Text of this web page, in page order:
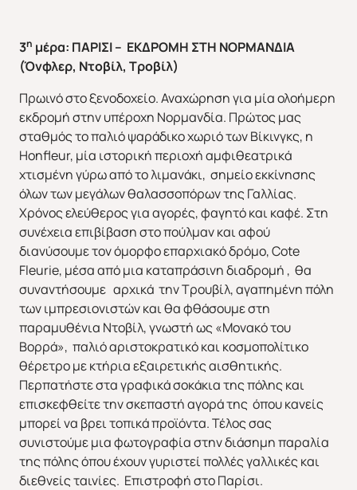
3η μέρα: ΠΑΡΙΣΙ – ΕΚΔΡΟΜΗ ΣΤΗ ΝΟΡΜΑΝΔΙΑ
(Όνφλερ, Ντοβίλ, Tροβίλ)
Πρωινό στο ξενοδοχείο. Αναχώρηση για μία ολοήμερη
εκδρομή στην υπέροχη Νορμανδία. Πρώτος μας
σταθμός το παλιό ψαράδικο χωριό των Βίκινγκς, η
Honfleur, μία ιστορική περιοχή αμφιθεατρικά
χτισμένη γύρω από το λιμανάκι, σημείο εκκίνησης
όλων των μεγάλων θαλασσοπόρων της Γαλλίας.
Χρόνος ελεύθερος για αγορές, φαγητό και καφέ. Στη
συνέχεια επιβίβαση στο πούλμαν και αφού
διανύσουμε τον όμορφο επαρχιακό δρόμο, Cote
Fleurie, μέσα από μια καταπράσινη διαδρομή , θα
συναντήσουμε αρχικά την Τρουβίλ, αγαπημένη πόλη
των ιμπρεσιονιστών και θα φθάσουμε στη
παραμυθένια Ντoβίλ, γνωστή ως «Μονακό του
Βορρά», παλιό αριστοκρατικό και κοσμοπολίτικο
θέρετρο με κτήρια εξαιρετικής αισθητικής.
Περπατήστε στα γραφικά σοκάκια της πόλης και
επισκεφθείτε την σκεπαστή αγορά της όπου κανείς
μπορεί να βρει τοπικά προϊόντα. Τέλος σας
συνιστούμε μια φωτογραφία στην διάσημη παραλία
της πόλης όπου έχουν γυριστεί πολλές γαλλικές και
διεθνείς ταινίες. Επιστροφή στο Παρίσι.